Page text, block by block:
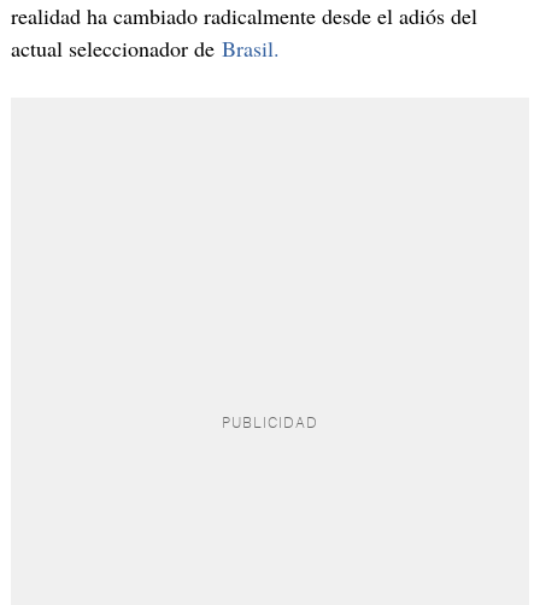
realidad ha cambiado radicalmente desde el adiós del
actual seleccionador de Brasil.